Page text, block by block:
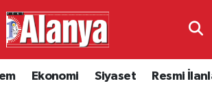
Ekonomi Siyaset Resmi